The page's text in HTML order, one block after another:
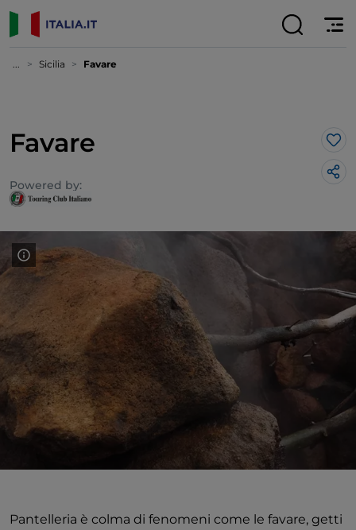
... Sicilia Favare
Favare
Powered by:
Pantelleria è colma di fenomeni come le favare, getti